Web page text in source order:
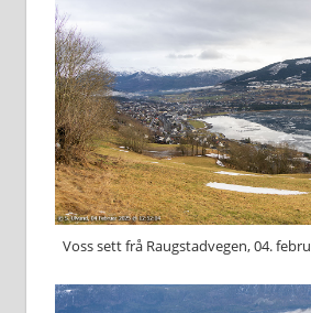
Voss sett frå Raugstadvegen, 04.